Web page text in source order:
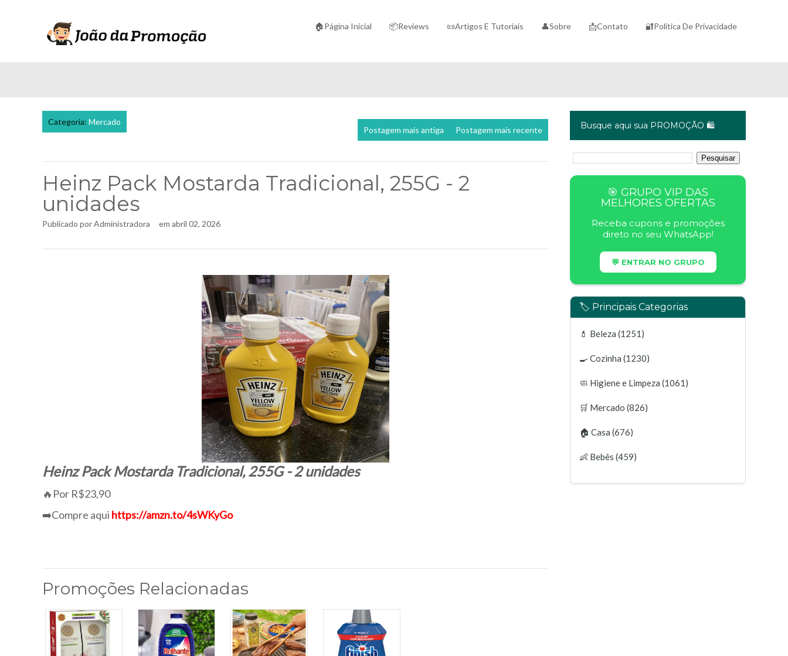
🏠Página Inicial 📦Reviews 📜Artigos E Tutoriais 👤Sobre 📩Contato 🔐Política De Privacidade
Categoria: Mercado
Postagem mais recente
Postagem mais antiga
Heinz Pack Mostarda Tradicional, 255G - 2
unidades
Publicado porAdministradora em abril 02, 2026
Heinz Pack Mostarda Tradicional, 255G - 2 unidades
🔥Por R$23,90
➡️Compre aqui https://amzn.to/4sWKyGo
Promoções Relacionadas
Busque aqui sua PROMOÇÃO 🛍️
🎯 GRUPO VIP DAS
MELHORES OFERTAS
Receba cupons e promoções
direto no seu WhatsApp!
💬 ENTRAR NO GRUPO
🏷️ Principais Categorias
💄 Beleza (1251)
🍳 Cozinha (1230)
🧼 Higiene e Limpeza (1061)
🛒 Mercado (826)
🏠 Casa (676)
👶 Bebês (459)